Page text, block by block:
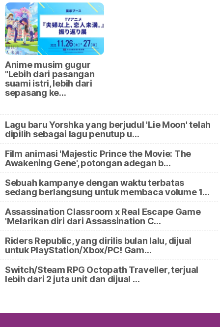
Anime musim gugur
"Lebih dari pasangan
suami istri, lebih dari
sepasang ke…
Lagu baru Yorshka yang berjudul 'Lie Moon' telah
dipilih sebagai lagu penutup u…
Film animasi 'Majestic Prince the Movie: The
Awakening Gene', potongan adegan b…
Sebuah kampanye dengan waktu terbatas
sedang berlangsung untuk membaca volume 1…
Assassination Classroom x Real Escape Game
'Melarikan diri dari Assassination C…
Riders Republic, yang dirilis bulan lalu, dijual
untuk PlayStation/Xbox/PC! Gam…
Switch/Steam RPG Octopath Traveller, terjual
lebih dari 2 juta unit dan dijual …